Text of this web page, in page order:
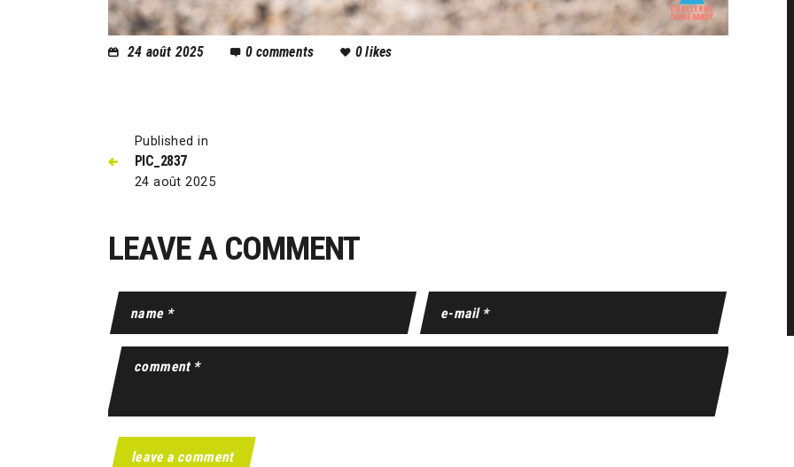
24 août 2025 0 comments 0likes
Published in
PIC_2837
24 août 2025
LEAVE A COMMENT